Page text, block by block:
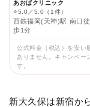
あおばクリニック
⭐5.0／5.0 （1件）
西鉄福岡(天神)駅 南口徒
歩1分
公式料金（税込）を安い
ありません。キャンペー
す。
新大久保は新宿か